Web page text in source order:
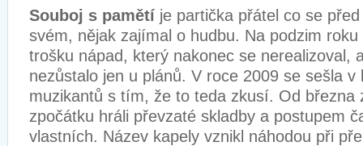
Souboj s pamětí je partička přátel co se
svém, nějak zajímal o hudbu. Na podzim
trošku nápad, který nakonec se nerealizoval,
nezůstalo jen u plánů. V roce 2009 se sešla v
muzikantů s tím, že to teda zkusí. Od března
zpočátku hráli převzaté skladby a postupem
vlastních. Název kapely vznikl náhodou při